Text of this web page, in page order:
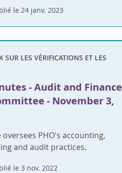
le 24 janv. 2023
SUR LES VÉRIFICATIONS ET LES
- Audit and Finance
- November 3,
PHO's accounting,
and audit practices.
le 3 nov. 2022